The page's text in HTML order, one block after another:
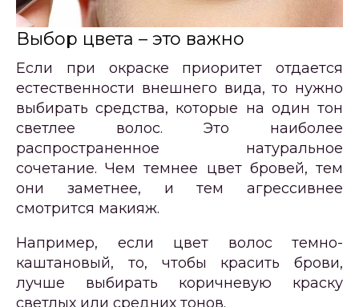
Выбор цвета – это важно
Если при окраске приоритет отдается
естественности внешнего вида, то нужно
выбирать средства, которые на один тон
светлее волос. Это наиболее
распространенное натуральное
сочетание. Чем темнее цвет бровей, тем
они заметнее, и тем агрессивнее
смотрится макияж.
Например, если цвет волос темно-
каштановый, то, чтобы красить брови,
лучше выбирать коричневую краску
светлых или средних тонов.